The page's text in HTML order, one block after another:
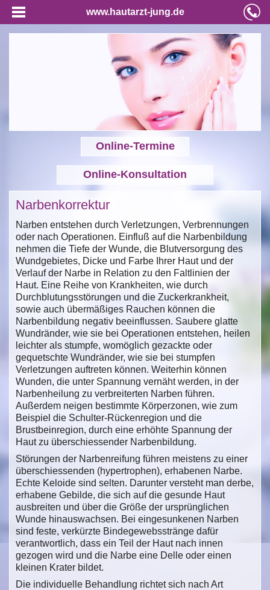
www.hautarzt-jung.de
Online-Termine
Online-Konsultation
Narbenkorrektur
Narben entstehen durch Verletzungen, Verbrennungen
oder nach Operationen. Einfluß auf die Narbenbildung
nehmen die Tiefe der Wunde, die Blutversorgung des
Wundgebietes, Dicke und Farbe Ihrer Haut und der
Verlauf der Narbe in Relation zu den Faltlinien der
Haut. Eine Reihe von Krankheiten, wie durch
Durchblutungsstörungen und die Zuckerkrankheit,
sowie auch übermäßiges Rauchen können die
Narbenbildung negativ beeinflussen. Saubere glatte
Wundränder, wie sie bei Operationen entstehen, heilen
leichter als stumpfe, womöglich gezackte oder
gequetschte Wundränder, wie sie bei stumpfen
Verletzungen auftreten können. Weiterhin können
Wunden, die unter Spannung vernäht werden, in der
Narbenheilung zu verbreiterten Narben führen.
Außerdem neigen bestimmte Körperzonen, wie zum
Beispiel die Schulter-Rückenregion und die
Brustbeinregion, durch eine erhöhte Spannung der
Haut zu überschiessender Narbenbildung.
Störungen der Narbenreifung führen meistens zu einer
überschiessenden (hypertrophen), erhabenen Narbe.
Echte Keloide sind selten. Darunter versteht man derbe,
erhabene Gebilde, die sich auf die gesunde Haut
ausbreiten und über die Größe der ursprünglichen
Wunde hinauswachsen. Bei eingesunkenen Narben
sind feste, verkürzte Bindegewebsstränge dafür
verantwortlich, dass ein Teil der Haut nach innen
gezogen wird und die Narbe eine Delle oder einen
kleinen Krater bildet.
Die individuelle Behandlung richtet sich nach Art